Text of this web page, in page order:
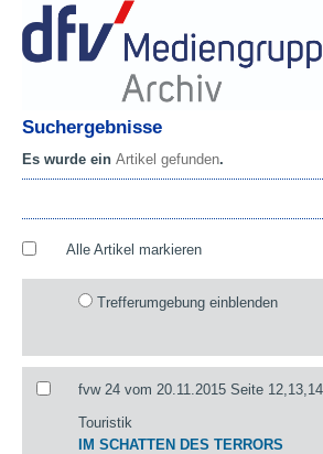
Suchergebnisse
Es wurde ein Artikel gefunden.
Alle Artikel markieren
Trefferumgebung einblenden
fvw 24 vom 20.11.2015 Seite
Touristik
IM SCHATTEN DES TERRORS